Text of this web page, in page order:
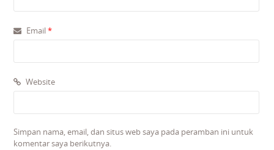
Email*
Website
Simpan nama, email, dan situs web saya pada peramban ini untuk
komentar saya berikutnya.